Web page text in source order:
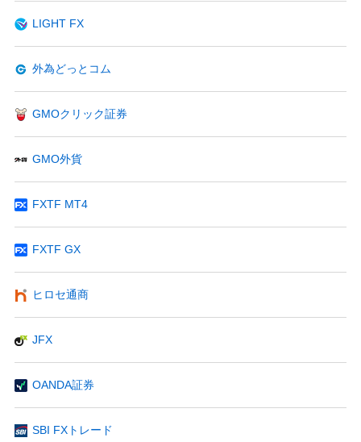
LIGHT FX
外為どっとコム
GMOクリック証券
GMO外貨
FXTF MT4
FXTF GX
ヒロセ通商
JFX
OANDA証券
SBI FXトレード